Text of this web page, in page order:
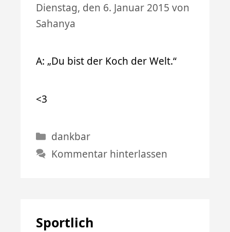
Dienstag, den 6. Januar 2015 von
Sahanya
A: „Du bist der Koch der Welt.“
<3
Kategorien
dankbar
Kommentar hinterlassen
Sportlich